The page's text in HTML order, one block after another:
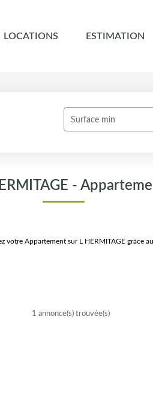
LOCATIONS ESTIMATION
Surface min
-
Appartement sur L HERMITAGE grâce
1 annonce(s) trouvée(s)